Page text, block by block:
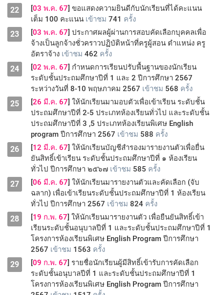
22 [03 พ.ค. 67] ขอแสดงความยินดีกับนักเรียนที่ได้คะแนน
เต็ม 100 คะแนน เข้าชม 741 ครั้ง
23 [03 พ.ค. 67] ประกาศผลผู้ผ่านการสอบคัดเลือกบุคคลเพื่อ
จ้างเป็นลูกจ้างชั่วคราวปฏิบัติหน้าที่ครูผู้สอน ตำแหน่ง ครู
อัตราจ้าง เข้าชม 462 ครั้ง
24 [02 พ.ค. 67] กำหนดการเรียนปรับพื้นฐานของนักเรียน
ระดับชั้นประถมศึกษาปีที่ 1 และ 2 ปีการศึกษา 2567
ระหว่างวันที่ 8-10 พฤษภาคม 2567 เข้าชม 568 ครั้ง
25 [26 มี.ค. 67] ให้นักเรียนมามอบตัวเพื่อเข้าเรียน ระดับชั้น
ประถมศึกษาปีที่ 2-5 ประเภทห้องเรียนทั่วไป และระดับชั้น
ประถมศึกษาปีที่ 3 ,5 ประเภทห้องเรียนพิเศษ English
program ปีการศึกษา 2567 เข้าชม 588 ครั้ง
26 [12 มี.ค. 67] ให้นักเรียนบัญชีสำรองมารายงานตัวเพื่อยื่น
ยันสิทธิ์เข้าเรียน ระดับชั้นประถมศึกษาปีที่ ๑ ห้องเรียน
ทั่วไป ปีการศึกษา ๒๕๖๗ เข้าชม 585 ครั้ง
27 [06 มี.ค. 67] ให้นักเรียนมารายงานตัวและคัดเลือก (จับ
ฉลาก) เพื่อเข้าเรียนระดับชั้นประถมศึกษาปีที่ 1 ห้องเรียน
ทั่วไป ปีการศึกษา 2567 เข้าชม 824 ครั้ง
28 [19 ก.พ. 67] ให้นักเรียนมารายงานตัว เพื่อยืนยันสิทธิ์เข้า
เรียนระดับชั้นอนุบาลปีที่ 1 และระดับชั้นประถมศึกษาปีที่ 1
โครงการห้องเรียนพิเศษ English Program ปีการศึกษา
2567 เข้าชม 1563 ครั้ง
29 [09 ก.พ. 67] รายชื่อนักเรียนผู้มีสิทธิ์เข้ารับการคัดเลือก
ระดับชั้นอนุบาลปีที่ 1 และระดับชั้นประถมศึกษาปีที่ 1
โครงการห้องเรียนพิเศษ English Program ปีการศึกษา